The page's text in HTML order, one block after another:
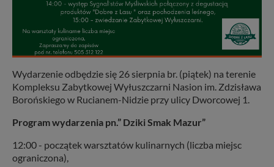
Wydarzenie odbędzie się 26 sierpnia br. (piątek) na terenie
Kompleksu Zabytkowej Wyłuszczarni Nasion im. Zdzisława
Borońskiego w Rucianem-Nidzie przy ulicy Dworcowej 1.
Program wydarzenia pn.” Dziki Smak Mazur”
12:00 - początek warsztatów kulinarnych (liczba miejsc
ograniczona),